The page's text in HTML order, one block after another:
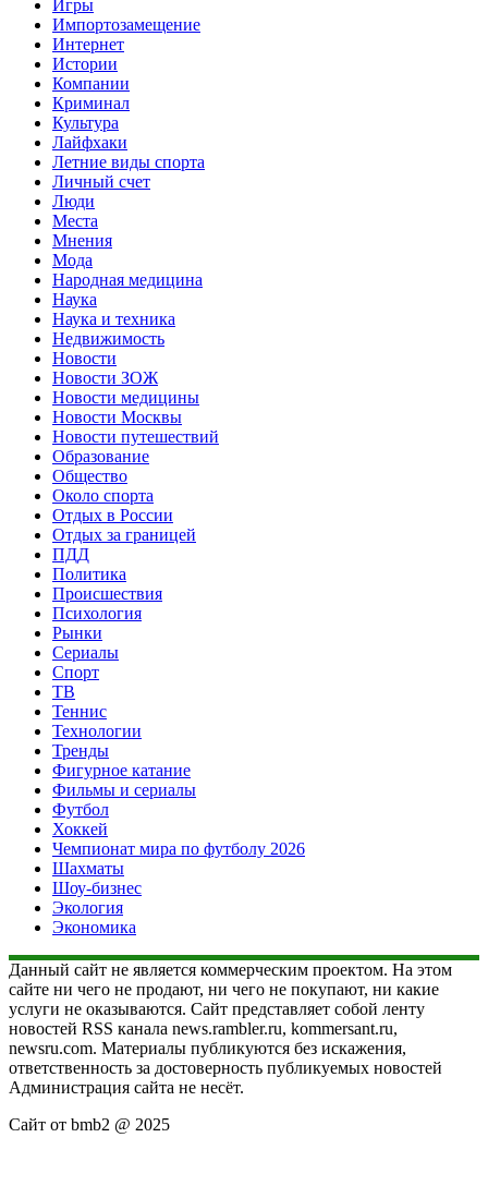
Игры
Импортозамещение
Интернет
Истории
Компании
Криминал
Культура
Лайфхаки
Летние виды спорта
Личный счет
Люди
Места
Мнения
Мода
Народная медицина
Наука
Наука и техника
Недвижимость
Новости
Новости ЗОЖ
Новости медицины
Новости Москвы
Новости путешествий
Образование
Общество
Около спорта
Отдых в России
Отдых за границей
ПДД
Политика
Происшествия
Психология
Рынки
Сериалы
Спорт
ТВ
Теннис
Технологии
Тренды
Фигурное катание
Фильмы и сериалы
Футбол
Хоккей
Чемпионат мира по футболу 2026
Шахматы
Шоу-бизнес
Экология
Экономика
Данный сайт не является коммерческим проектом. На этом
сайте ни чего не продают, ни чего не покупают, ни какие
услуги не оказываются. Сайт представляет собой ленту
новостей RSS канала news.rambler.ru, kommersant.ru,
newsru.com. Материалы публикуются без искажения,
ответственность за достоверность публикуемых новостей
Администрация сайта не несёт.
Сайт от bmb2 @ 2025